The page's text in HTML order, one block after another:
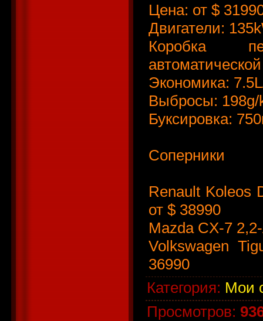
Цена: от $
Двигатели:
Коробка
Экономика:
Выбросы:
Буксировка:
Соперники
Renault Koleos
от $ 38990
Mazda CX-7
Volkswagen
36990
Категория: Мои
Просмотров: